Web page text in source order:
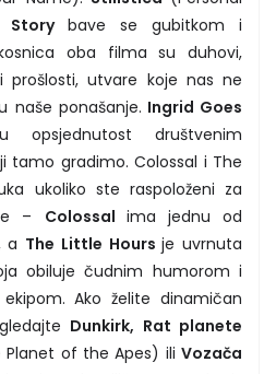
Storybave se gubitkom i
oba filma su duhovi,
prošlosti, utvare koje nas ne
naše ponašanje. Ingrid Goes
opsjednutost društvenim
tamo gradimo. Colossal i The
ukoliko ste raspoloženi za
– Colossal ima jednu od
a The Little Hoursje uvrnuta
obiluje čudnim humorom i
Ako želite dinamičan
Dunkirk, Rat planete
of the Apes) ili Vozača